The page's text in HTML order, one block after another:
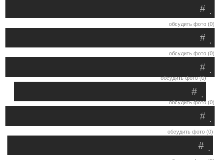
.
#
обсудить фото (0)
.
#
обсудить фото (0)
.
#
обсудить фото (0)
.
#
обсудить фото (0)
.
#
обсудить фото (0)
.
#